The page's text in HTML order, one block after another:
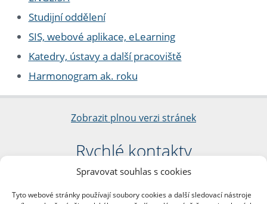
Spravovat souhlas s cookies
Tyto webové stránky používají soubory cookies a další sledovací nástroje
Studijní oddělení
SIS, webové aplikace, eLearning
Katedry, ústavy a další pracoviště
Harmonogram ak. roku
Zobrazit plnou verzi stránek
Rychlé kontakty
Filozofická fakulta
nám. Jana Palacha 1/2